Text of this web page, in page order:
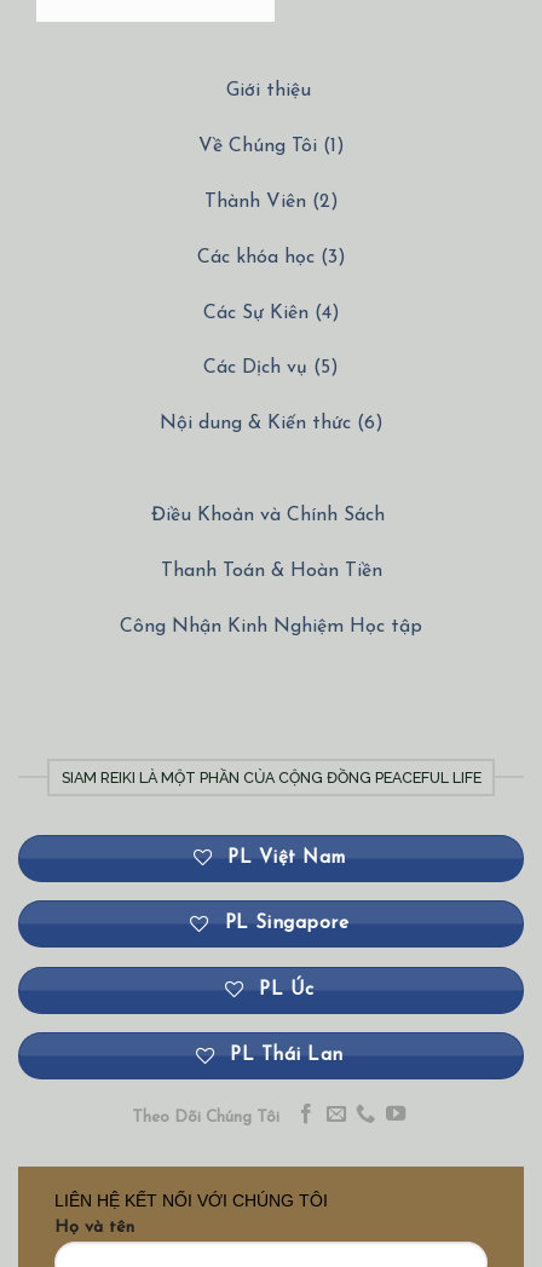
Giới thiệu
Về Chúng Tôi (1)
Thành Viên (2)
Các khóa học (3)
Các Sự Kiên (4)
Các Dịch vụ (5)
Nội dung & Kiến thức (6)
Điều Khoản và Chính Sách
Thanh Toán & Hoàn Tiền
Công Nhận Kinh Nghiệm Học tập
SIAM REIKI LÀ MỘT PHẦN CỦA CỘNG ĐỒNG PEACEFUL LIFE
PL Việt Nam
PL Singapore
PL Úc
PL Thái Lan
Theo Dõi Chúng Tôi
LIÊN HỆ KẾT NỐI VỚI CHÚNG TÔI
Họ và tên